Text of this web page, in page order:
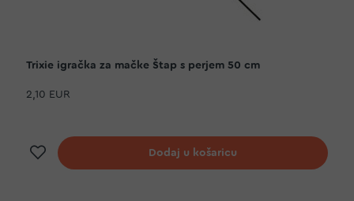
Trixie igračka za mačke Štap s perjem 50 cm
2,10 EUR
Dodaj na listu želja
Dodaj u košaricu